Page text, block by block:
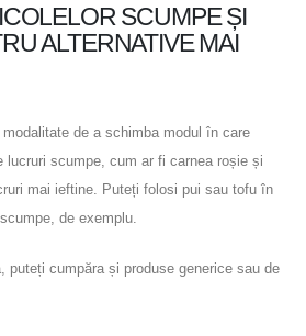
SCUMPE ȘI
ALTERNATIVE MAI
de a schimba modul în care
scumpe, cum ar fi carnea roșie și
mai ieftine. Puteți folosi pui sau tofu în
de exemplu.
puteți cumpăra și produse generice sau de